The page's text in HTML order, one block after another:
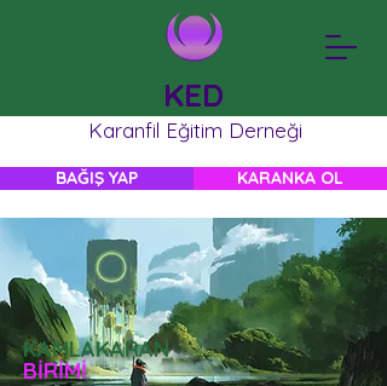
Karanfil Eğitim Derneği
BAĞIŞ YAP KARANKA OL
KED
KAMLAKARAN
BİRİMİ